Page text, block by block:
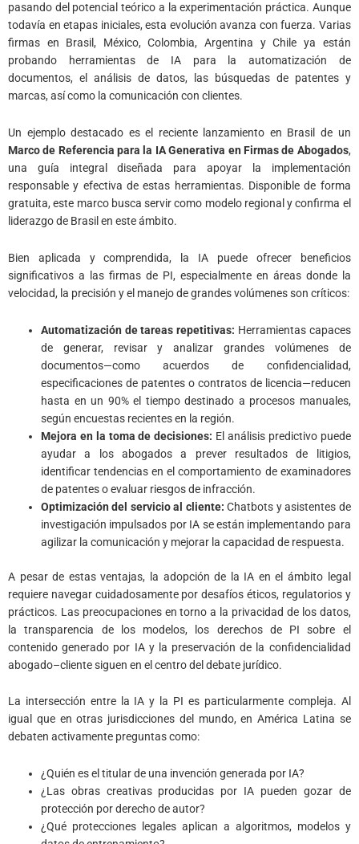
pasando del potencial teórico a la experimentación práctica. Aunque
todavía en etapas iniciales, esta evolución avanza con fuerza. Varias
firmas en Brasil, México, Colombia, Argentina y Chile ya están
probando herramientas de IA para la automatización de
documentos, el análisis de datos, las búsquedas de patentes y
marcas, así como la comunicación con clientes.
Un ejemplo destacado es el reciente lanzamiento en Brasil de un
Marco de Referencia para la IA Generativa en Firmas de Abogados,
una guía integral diseñada para apoyar la implementación
responsable y efectiva de estas herramientas. Disponible de forma
gratuita, este marco busca servir como modelo regional y confirma el
liderazgo de Brasil en este ámbito.
Bien aplicada y comprendida, la IA puede ofrecer beneficios
significativos a las firmas de PI, especialmente en áreas donde la
velocidad, la precisión y el manejo de grandes volúmenes son críticos:
Automatización de tareas repetitivas: Herramientas capaces
de generar, revisar y analizar grandes volúmenes de
documentos—como acuerdos de confidencialidad,
especificaciones de patentes o contratos de licencia—reducen
hasta en un 90% el tiempo destinado a procesos manuales,
según encuestas recientes en la región.
Mejora en la toma de decisiones: El análisis predictivo puede
ayudar a los abogados a prever resultados de litigios,
identificar tendencias en el comportamiento de examinadores
de patentes o evaluar riesgos de infracción.
Optimización del servicio al cliente: Chatbots y asistentes de
investigación impulsados por IA se están implementando para
agilizar la comunicación y mejorar la capacidad de respuesta.
A pesar de estas ventajas, la adopción de la IA en el ámbito legal
requiere navegar cuidadosamente por desafíos éticos, regulatorios y
prácticos. Las preocupaciones en torno a la privacidad de los datos,
la transparencia de los modelos, los derechos de PI sobre el
contenido generado por IA y la preservación de la confidencialidad
abogado–cliente siguen en el centro del debate jurídico.
La intersección entre la IA y la PI es particularmente compleja. Al
igual que en otras jurisdicciones del mundo, en América Latina se
debaten activamente preguntas como:
¿Quién es el titular de una invención generada por IA?
¿Las obras creativas producidas por IA pueden gozar de
protección por derecho de autor?
¿Qué protecciones legales aplican a algoritmos, modelos y